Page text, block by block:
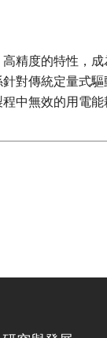
精度的特性，
對傳統定量式
中無效的用電